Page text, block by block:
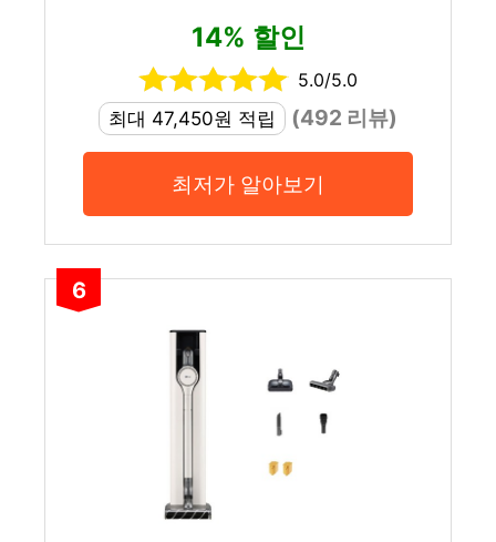
14% 할인
5.0/5.0
최대 47,450원 적립
(492 리뷰)
최저가 알아보기
6